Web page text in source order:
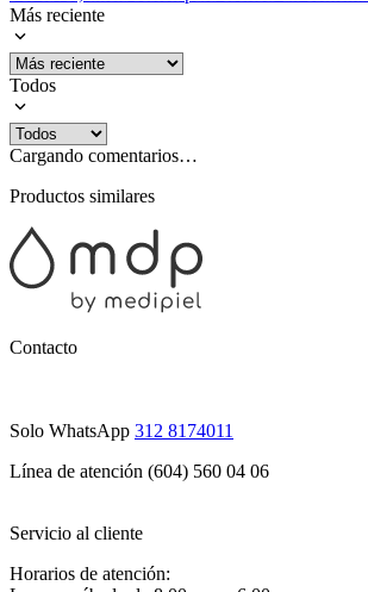
Más reciente
Todos
Cargando comentarios…
Productos similares
Contacto
Solo WhatsApp 312 8174011
Línea de atención (604) 560 04 06
Servicio al cliente
Horarios de atención: